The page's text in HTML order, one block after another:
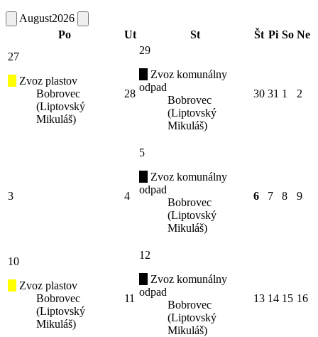
August2026
Po
Ut St Št Pi So Ne
27
Zvoz plastov
Bobrovec
(Liptovský
Mikuláš)
28
29
Zvoz komunálny
odpad
Bobrovec
(Liptovský
Mikuláš)
30 31 1 2
3 4
5
Zvoz komunálny
odpad
Bobrovec
(Liptovský
Mikuláš)
6 7 8 9
10
Zvoz plastov
Bobrovec
(Liptovský
Mikuláš)
11
12
Zvoz komunálny
odpad
Bobrovec
(Liptovský
Mikuláš)
13 14 15 16